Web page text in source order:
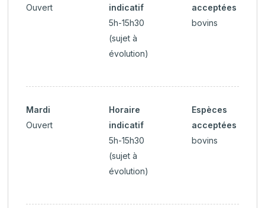
Ouvert
indicatif
5h-15h30
(sujet à
évolution)
acceptées
bovins
Mardi
Ouvert
Horaire
indicatif
5h-15h30
(sujet à
évolution)
Espèces
acceptées
bovins